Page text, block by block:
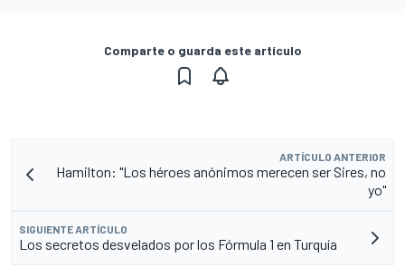
Comparte o guarda este artículo
ARTÍCULO ANTERIOR
Hamilton: "Los héroes anónimos merecen ser Sires, no
yo"
SIGUIENTE ARTÍCULO
Los secretos desvelados por los Fórmula 1 en Turquía